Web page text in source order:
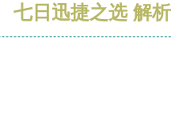
七日迅捷之选 解